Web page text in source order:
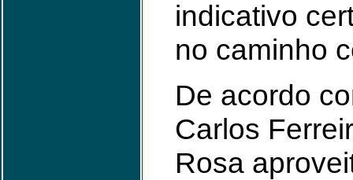
indicativo
no caminho
De acordo
Carlos
Rosa